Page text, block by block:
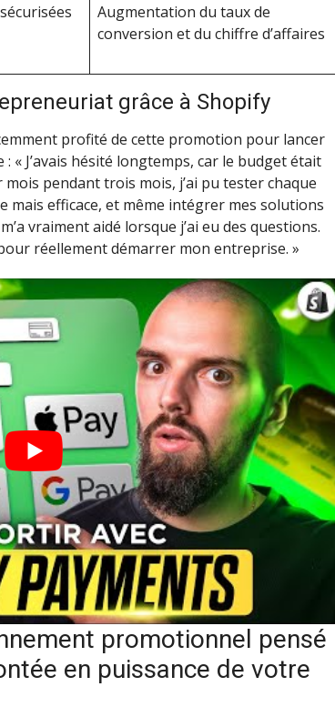
Augmentation du taux de
conversion et du chiffre d’affaires
grâce à Shopify
profité de cette promotion pour lancer
« J’avais hésité longtemps, car le budget était
pendant trois mois, j’ai pu tester chaque
mais efficace, et même intégrer mes solutions
vraiment aidé lorsque j’ai eu des questions.
réellement démarrer mon entreprise. »
promotionnel pensé
en puissance de votre